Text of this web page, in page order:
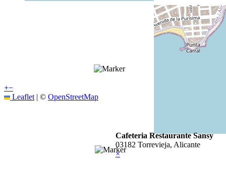
Cafeteria Restaurante Sansy
03182 Torrevieja, Alicante
×
+−
Leaflet | © OpenStreetMap